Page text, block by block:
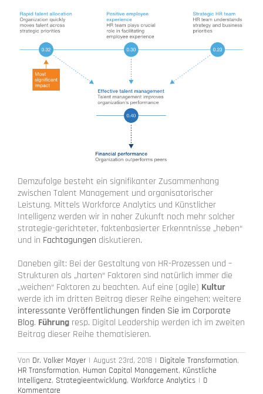
Demzufolge besteht ein signifikanter Zusammenhang
zwischen Talent Management und organisatorischer
Leistung. Mittels Workforce Analytics und Künstlicher
Intelligenz werden wir in naher Zukunft noch mehr solcher
strategie-gerichteter, faktenbasierter Erkenntnisse „heben“
und in Fachtagungen diskutieren.
Daneben gilt: Bei der Gestaltung von HR-Prozessen und –
Strukturen als „harten“ Faktoren sind natürlich immer die
„weichen“ Faktoren zu beachten. Auf eine (agile) Kultur
werde ich im dritten Beitrag dieser Reihe eingehen; weitere
interessante Veröffentlichungen finden Sie im Corporate
Blog. Führung resp. Digital Leadership werden ich im zweiten
Beitrag dieser Reihe thematisieren.
Von Dr. Volker Mayer | August 23rd, 2018 | Digitale Transformation,
HR Transformation, Human Capital Management, Künstliche
Intelligenz, Strategieentwicklung, Workforce Analytics | 0
Kommentare